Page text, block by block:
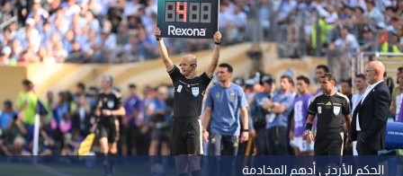
الحكم الأردني أدهم المخادمة